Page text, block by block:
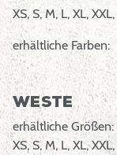
XS, S, M, L, XL,
erhältliche Farben:
Weste
erhältliche Größen:
XS, S, M, L, XL,